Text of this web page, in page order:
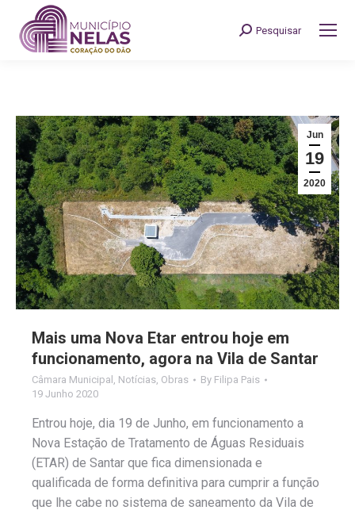
Search:
Pesquisar
Jun
19
2020
Mais uma Nova Etar entrou hoje em
funcionamento, agora na Vila de Santar
Câmara Municipal , Notícias, Obras By Filipa Pais
19 Junho 2020
Entrou hoje, dia 19 de Junho, em funcionamento a
Nova Estação de Tratamento de Águas Residuais
(ETAR) de Santar que fica dimensionada e
qualificada de forma definitiva para cumprir a função
que lhe cabe no sistema de saneamento da Vila de